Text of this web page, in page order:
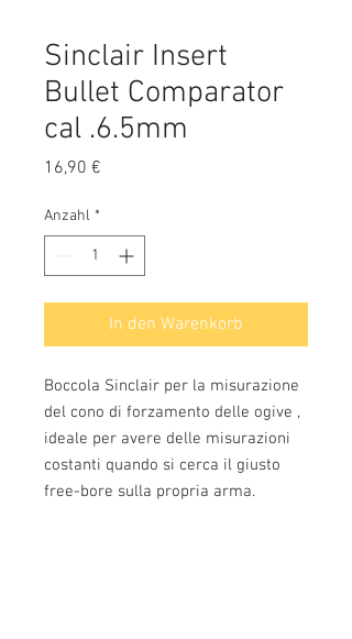
Sinclair Insert
Bullet Comparator
cal .6.5mm
16,90 €
Anzahl *
In den Warenkorb
Boccola Sinclair per la misurazione
del cono di forzamento delle ogive ,
ideale per avere delle misurazioni
costanti quando si cerca il giusto
free-bore sulla propria arma.